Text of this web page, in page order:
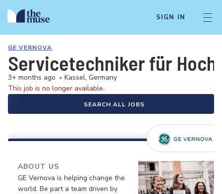
SIGN IN
GE VERNOVA
Servicetechniker für
3+ months ago • Kassel, Germany
This job is no longer available.
SEARCH ALL JOBS
ABOUT US
GE Vernova is helping change the
world. Be part a team driven by